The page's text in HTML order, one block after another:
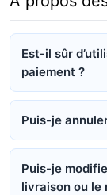
Est-il sûr
paiement ?
Puis-je
Puis-je
livraison ou le